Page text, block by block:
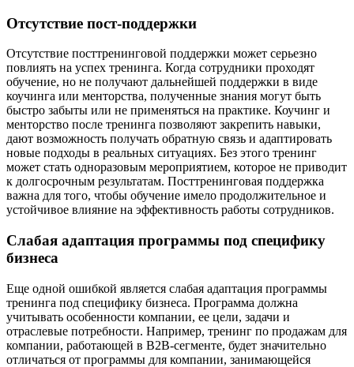
Отсутствие пост-поддержки
Отсутствие посттренинговой поддержки может серьезно
повлиять на успех тренинга. Когда сотрудники проходят
обучение, но не получают дальнейшей поддержки в виде
коучинга или менторства, полученные знания могут быть
быстро забыты или не применяться на практике. Коучинг и
менторство после тренинга позволяют закрепить навыки,
дают возможность получать обратную связь и адаптировать
новые подходы в реальных ситуациях. Без этого тренинг
может стать одноразовым мероприятием, которое не приводит
к долгосрочным результатам. Посттренинговая поддержка
важна для того, чтобы обучение имело продолжительное и
устойчивое влияние на эффективность работы сотрудников.
Слабая адаптация программы под специфику
бизнеса
Еще одной ошибкой является слабая адаптация программы
тренинга под специфику бизнеса. Программа должна
учитывать особенности компании, ее цели, задачи и
отраслевые потребности. Например, тренинг по продажам для
компании, работающей в B2B-сегменте, будет значительно
отличаться от программы для компании, занимающейся